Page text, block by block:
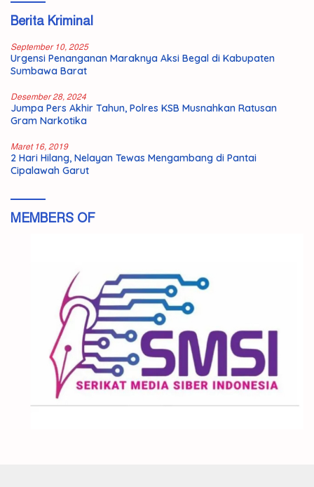
Berita Kriminal
September 10, 2025
Urgensi Penanganan Maraknya Aksi Begal di Kabupaten
Sumbawa Barat
Desember 28, 2024
Jumpa Pers Akhir Tahun, Polres KSB Musnahkan Ratusan
Gram Narkotika
Maret 16, 2019
2 Hari Hilang, Nelayan Tewas Mengambang di Pantai
Cipalawah Garut
MEMBERS OF